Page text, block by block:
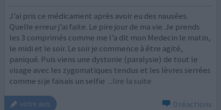
J’ai pris ce médicament après avoir eu des nausées.
Quelle erreur j’ai faite. Le pire jour de ma vie. Je prends
les 3 comprimés comme me l’a dit mon Medecin le matin,
le midi et le soir. Le soir je commence à être agité,
paniqué. Puis viens une dystonie (paralysie) de tout le
visage avec les zygomatiques tendus et les lèvres serrées
comme si je faisais un selfie ...lire la suite
votre avis 0 réactions